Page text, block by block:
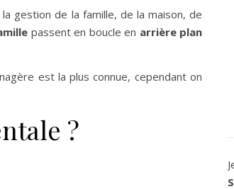
gestion de la famille, de la maison, de
passent en boucle en arrière plan
est la plus connue, cependant on
?